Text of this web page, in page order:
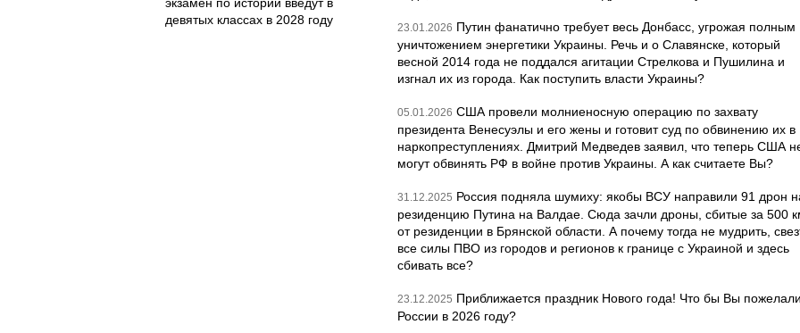
девятых классах в 2028 году
23.01.2026 Путин фанатично требует весь Донбасс, угрожая полным
уничтожением энергетики Украины. Речь и о Славянске, который
весной 2014 года не поддался агитации Стрелкова и Пушилина и
изгнал их из города. Как поступить власти Украины?
05.01.2026 США провели молниеносную операцию по захвату
президента Венесуэлы и его жены и готовит суд по обвинению их в
наркопреступлениях. Дмитрий Медведев заявил, что теперь США
могут обвинять РФ в войне против Украины. А как считаете Вы?
31.12.2025 Россия подняла шумиху: якобы ВСУ направили 91 дрон
резиденцию Путина на Валдае. Сюда зачли дроны, сбитые за 500
от резиденции в Брянской области. А почему тогда не мудрить,
все силы ПВО из городов и регионов к границе с Украиной и здесь
сбивать все?
23.12.2025 Приближается праздник Нового года! Что бы Вы пожелали
России в 2026 году?